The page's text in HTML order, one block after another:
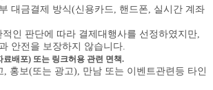
대금결제 방식(신용카드, 핸드폰, 실시간 계좌
인 판단에 따라 결제대행사를 선정하였지만,
안전을 보장하지 않습니다.
배포) 또는 링크허용 관련 면책.
, 홍보(또는 광고), 만남 또는 이벤트관련등 타인